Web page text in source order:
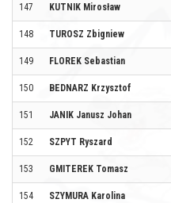
147 KUTNIK Mirosław
148 TUROSZ Zbigniew
149 FLOREK Sebastian
150 BEDNARZ Krzysztof
151 JANIK Janusz Johan
152 SZPYT Ryszard
153 GMITEREK Tomasz
154 SZYMURA Karolina